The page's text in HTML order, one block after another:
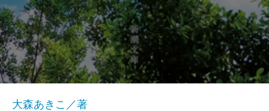
大森あきこ／著